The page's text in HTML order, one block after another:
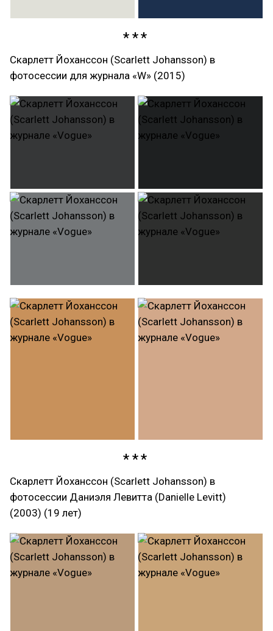
Скарлетт Йоханссон (Scarlett Johansson) в
фотосессии для журнала «W» (2015)
Скарлетт Йоханссон (Scarlett Johansson) в
фотосессии Даниэля Левитта (Danielle Levitt)
(2003) (19 лет)